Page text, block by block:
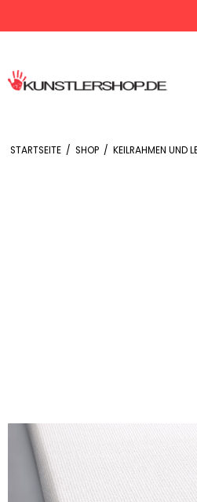
STARTSEITE / SHOP / KEILRAHMEN UND